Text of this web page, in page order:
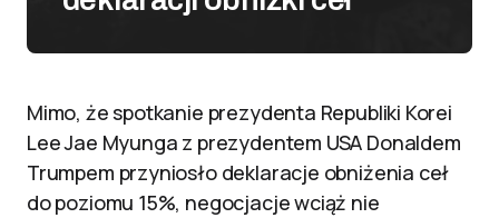
Mimo, że spotkanie prezydenta Republiki Korei
Lee Jae Myunga z prezydentem USA Donaldem
Trumpem przyniosło deklaracje obniżenia ceł
do poziomu 15%, negocjacje wciąż nie